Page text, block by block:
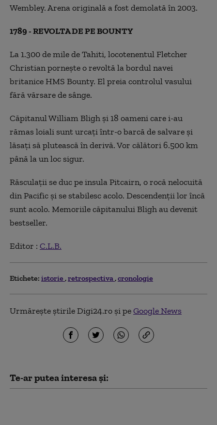
Wembley. Arena originală a fost demolată în 2003.
1789 - REVOLTA DE PE BOUNTY
La 1.300 de mile de Tahiti, locotenentul Fletcher
Christian pornește o revoltă la bordul navei
britanice HMS Bounty. El preia controlul vasului
fără vărsare de sânge.
Căpitanul William Bligh și 18 oameni care i-au
rămas loiali sunt urcați într-o barcă de salvare și
lăsați să plutească în derivă. Vor călători 6.500 km
până la un loc sigur.
Răsculații se duc pe insula Pitcairn, o rocă nelocuită
din Pacific și se stabilesc acolo. Descendenții lor încă
sunt acolo. Memoriile căpitanului Bligh au devenit
bestseller.
Editor : C.L.B.
Etichete: istorie retrospectiva cronologie
Urmărește știrile Digi24.ro și peGoogle News
Te-ar putea interesa și: